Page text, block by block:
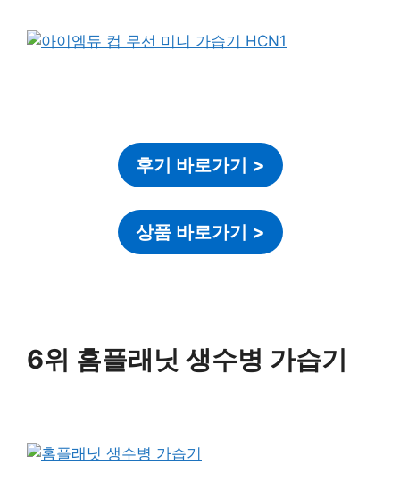
후기 바로가기 >
상품 바로가기 >
6위 홈플래닛 생수병 가습기